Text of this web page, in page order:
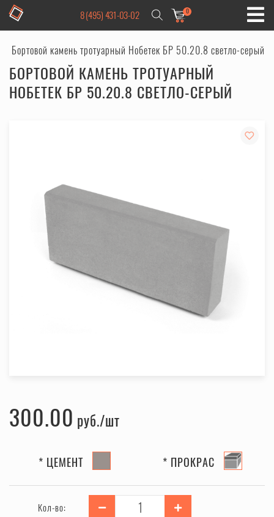
8 (495) 431-03-02 0
Бортовой камень тротуарный Нобетек БР 50.20.8 светло-серый
БОРТОВОЙ КАМЕНЬ ТРОТУАРНЫЙ
НОБЕТЕК БР 50.20.8 СВЕТЛО-СЕРЫЙ
300.00 руб.
* ЦЕМЕНТ * ПРОКРАС
Кол-во: